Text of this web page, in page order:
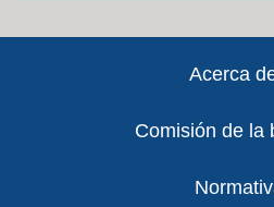
Acerca
Comisión de la